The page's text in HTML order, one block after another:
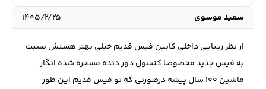
سعید موسوی
۱۴۰۵/۲/۲۵
از نظر زیبایی داخلی کابین فیس قدیم خیلی بهتر هستش نسبت
به فیس جدید مخصوصا کنسول دور دنده مسخره شده انگار
ماشین ۱۰۰ سال پیشه درصورتی که تو فیس قدیم این طور